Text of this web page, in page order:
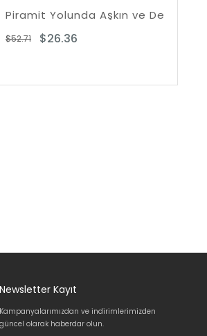
Piramit Yolunda Aşkın ve Devrimin Hikayesi
$26.36
Newsletter Kayıt
Kampanyalarımızdan ve indirimlerimizden
güncel olarak haberdar olun.